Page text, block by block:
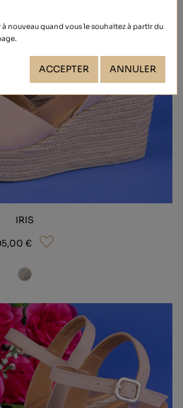
IRIS
€
nouveau quand vous le souhaitez à partir du
ACCEPTER ANNULER